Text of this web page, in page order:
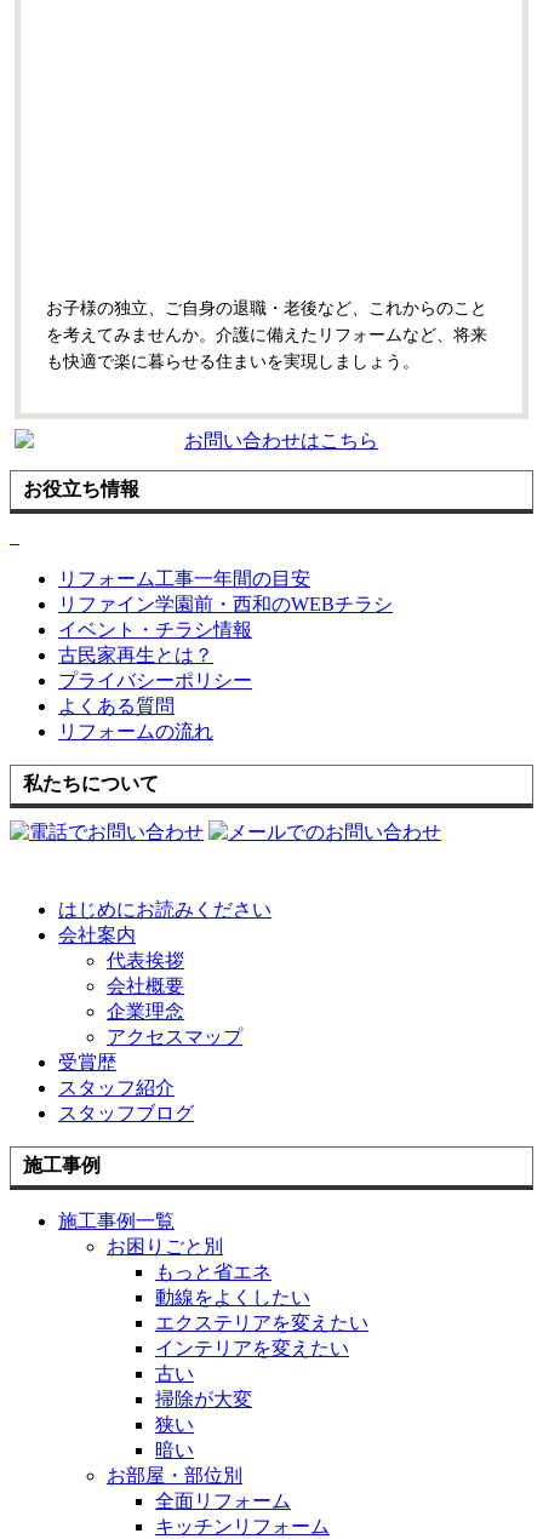
お子様の独立、ご自身の退職・老後など、これからのこと
を考えてみませんか。介護に備えたリフォームなど、将来
も快適で楽に暮らせる住まいを実現しましょう。
お役立ち情報
リフォーム工事一年間の目安
リファイン学園前・西和のWEBチラシ
イベント・チラシ情報
古民家再生とは？
プライバシーポリシー
よくある質問
リフォームの流れ
私たちについて
はじめにお読みください
会社案内
代表挨拶
会社概要
企業理念
アクセスマップ
受賞歴
スタッフ紹介
スタッフブログ
施工事例
施工事例一覧
お困りごと別
もっと省エネ
動線をよくしたい
エクステリアを変えたい
インテリアを変えたい
古い
掃除が大変
狭い
暗い
お部屋・部位別
全面リフォーム
キッチンリフォーム